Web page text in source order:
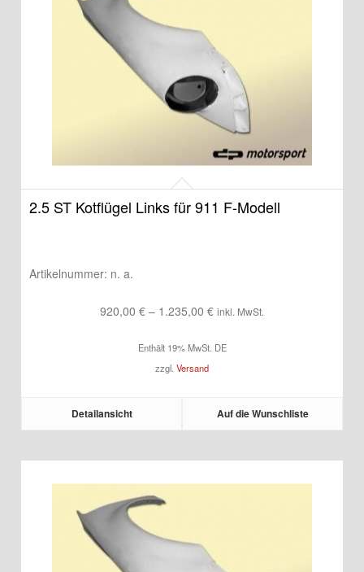
2.5 ST Kotflügel Links für 911 F-Modell
Artikelnummer: n. a.
920,00 € – 1.235,00 €Preisspanne:
bis
inkl. MwSt.
Enthält 19% MwSt. DE
zzgl. Versand
Detailansicht Auf die Wunschliste